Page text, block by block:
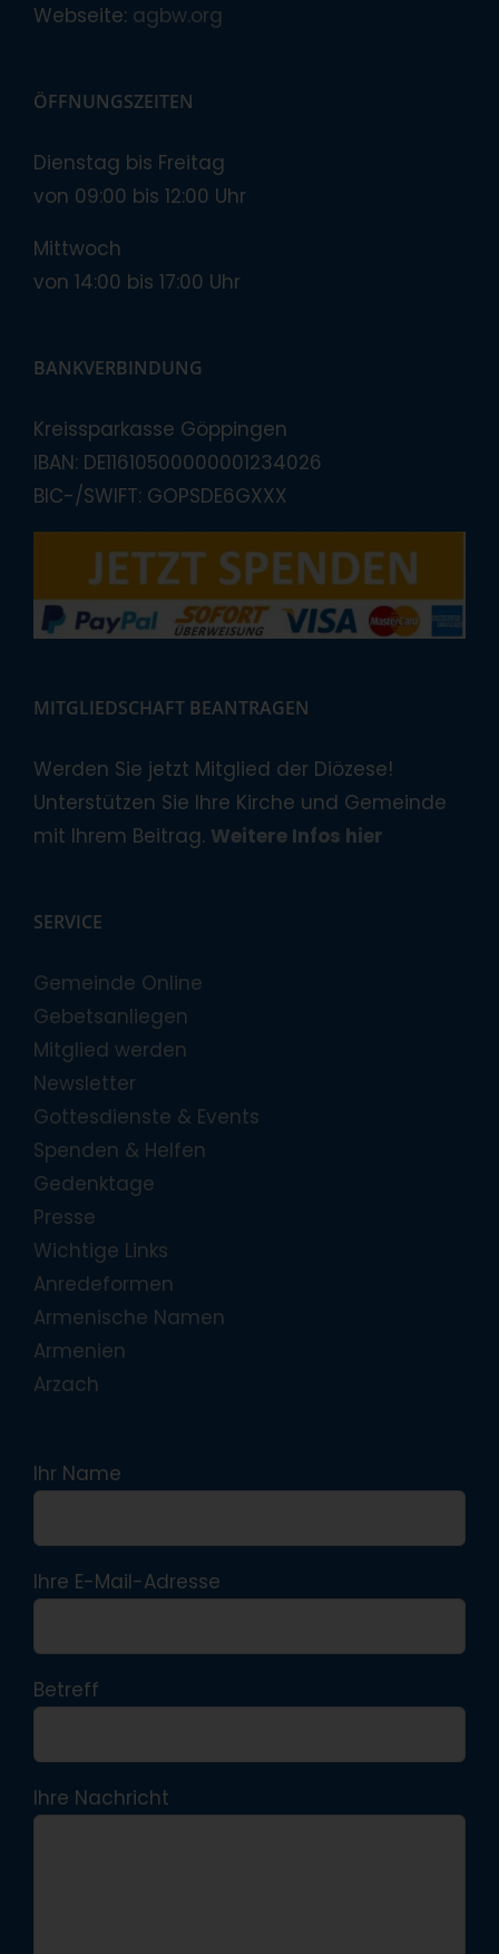
Webseite: agbw.org
ÖFFNUNGSZEITEN
Dienstag bis Freitag
von 09:00 bis 12:00 Uhr
Mittwoch
von 14:00 bis 17:00 Uhr
BANKVERBINDUNG
Kreissparkasse Göppingen
IBAN: DE11610500000001234026
BIC-/SWIFT: GOPSDE6GXXX
MITGLIEDSCHAFT BEANTRAGEN
Werden Sie jetzt Mitglied der Diözese!
Unterstützen Sie Ihre Kirche und Gemeinde
mit Ihrem Beitrag. Weitere Infos hier
SERVICE
Gemeinde Online
Gebetsanliegen
Mitglied werden
Newsletter
Gottesdienste & Events
Spenden & Helfen
Gedenktage
Presse
Wichtige Links
Anredeformen
Armenische Namen
Armenien
Arzach
Ihr Name
Ihre E-Mail-Adresse
Betreff
Ihre Nachricht